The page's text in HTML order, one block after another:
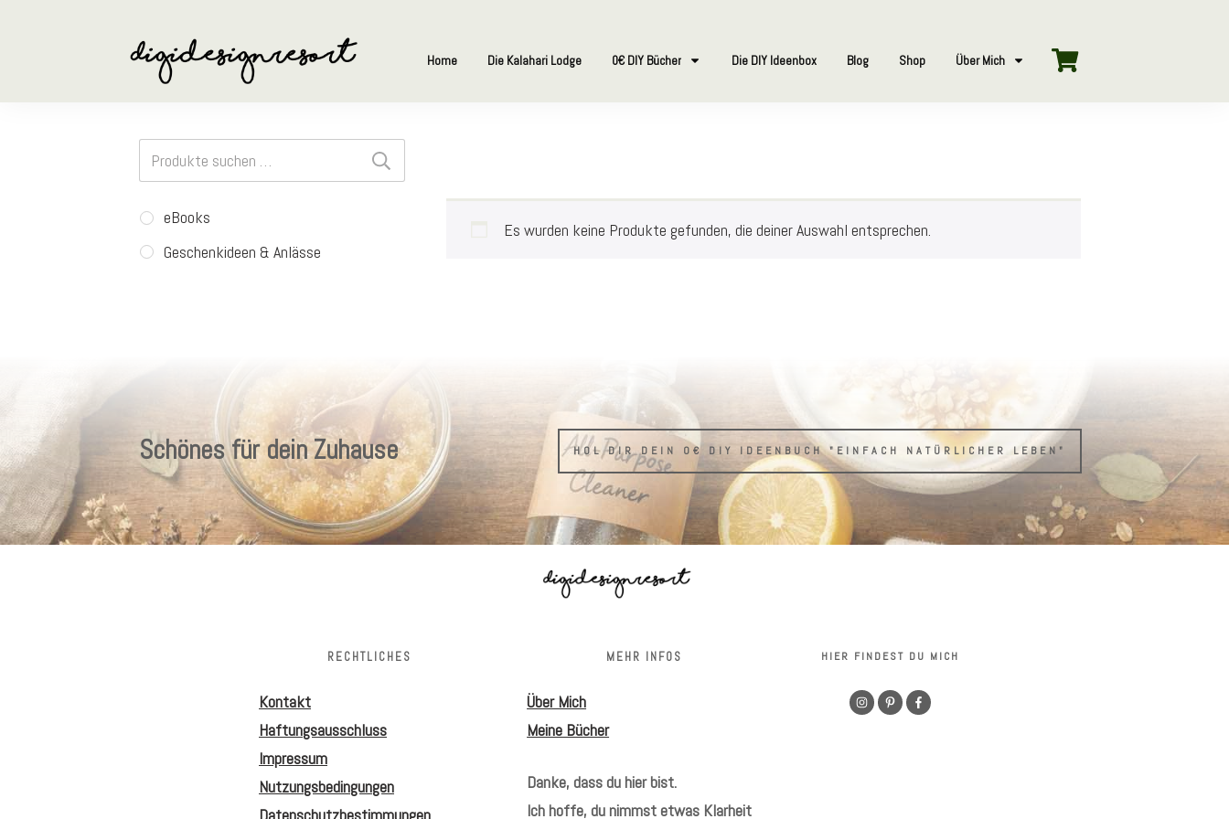
Home Die Kalahari Lodge 0€ DIY Bücher Die DIY Ideenbox Blog Shop Über Mich
Es wurden keine Produkte gefunden, die deiner Auswahl entsprechen.
Suchen
nach:
eBooks
Geschenkideen & Anlässe
Schönes für dein Zuhause HOL DIR DEIN 0€ DIY IDEENBUCH "EINFACH NATÜRLICHER LEBEN"
RECHTLICHES
Kontakt
Haftungsausschluss
Impressum
Nutzungsbedingungen
MEHR INFOS
Über Mich
Meine Bücher
Danke, dass du hier bist.
Ich hoffe, du nimmst etwas Klarheit
HIER FINDEST DU MICH